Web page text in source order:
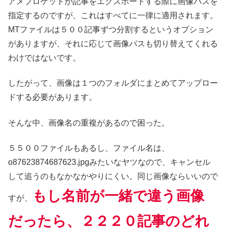
指定するのですが、これはすべてに一律に適用されます。
MTファイルは５００記事ずつ分割するというオプション
がありますが、それに応じて画像パスも切り替えてくれる
わけではないです。
したがって、画像は１つのフォルダにまとめてアップロー
ドする必要があります。
そんな中、画像名の重複があるので困った。
５５００ファイルもあるし、ファイル名は、
o87623874687623.jpgみたいなヤツなので、キャンセル
して追うのもなかなかやりにくい。同じ画像ならいいので
すが、
もし名前が一緒で違う画像
だったら、２２２０記事のどれ